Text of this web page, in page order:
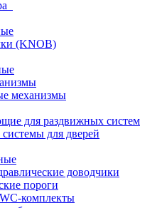
(KNOB)
механизмы
для раздвижных систем
для дверей
доводчики
пороги
комплекты